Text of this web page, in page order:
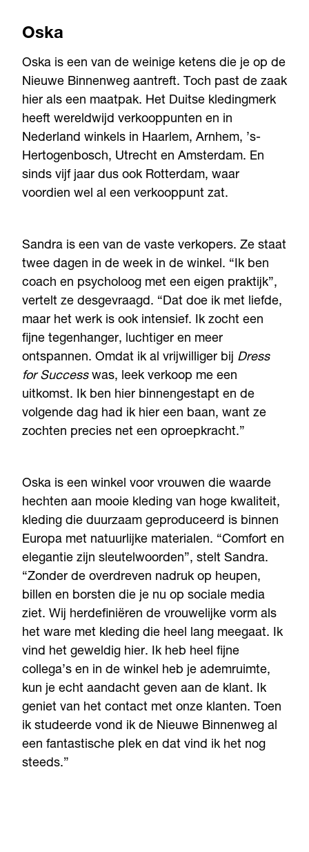
Oska
Oska is een van de weinige ketens die je op de
Nieuwe Binnenweg aantreft. Toch past de zaak
hier als een maatpak. Het Duitse kledingmerk
heeft wereldwijd verkooppunten en in
Nederland winkels in Haarlem, Arnhem, ’s-
Hertogenbosch, Utrecht en Amsterdam. En
sinds vijf jaar dus ook Rotterdam, waar
voordien wel al een verkooppunt zat.
Sandra is een van de vaste verkopers. Ze staat
twee dagen in de week in de winkel. “Ik ben
coach en psycholoog met een eigen praktijk”,
vertelt ze desgevraagd. “Dat doe ik met liefde,
maar het werk is ook intensief. Ik zocht een
fijne tegenhanger, luchtiger en meer
ontspannen. Omdat ik al vrijwilliger bij Dress
for Successwas, leek verkoop me een
uitkomst. Ik ben hier binnengestapt en de
volgende dag had ik hier een baan, want ze
zochten precies net een oproepkracht.”
Oska is een winkel voor vrouwen die waarde
hechten aan mooie kleding van hoge kwaliteit,
kleding die duurzaam geproduceerd is binnen
Europa met natuurlijke materialen. “Comfort en
elegantie zijn sleutelwoorden”, stelt Sandra.
“Zonder de overdreven nadruk op heupen,
billen en borsten die je nu op sociale media
ziet. Wij herdefiniëren de vrouwelijke vorm als
het ware met kleding die heel lang meegaat. Ik
vind het geweldig hier. Ik heb heel fijne
collega’s en in de winkel heb je ademruimte,
kun je echt aandacht geven aan de klant. Ik
geniet van het contact met onze klanten. Toen
ik studeerde vond ik de Nieuwe Binnenweg al
een fantastische plek en dat vind ik het nog
steeds.”